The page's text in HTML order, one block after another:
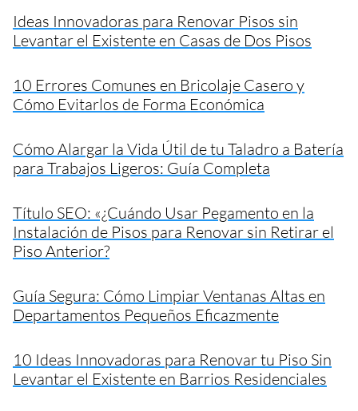
Ideas Innovadoras para Renovar Pisos sin
Levantar el Existente en Casas de Dos Pisos
10 Errores Comunes en Bricolaje Casero y
Cómo Evitarlos de Forma Económica
Cómo Alargar la Vida Útil de tu Taladro a Batería
para Trabajos Ligeros: Guía Completa
Título SEO: «¿Cuándo Usar Pegamento en la
Instalación de Pisos para Renovar sin Retirar el
Piso Anterior?
Guía Segura: Cómo Limpiar Ventanas Altas en
Departamentos Pequeños Eficazmente
10 Ideas Innovadoras para Renovar tu Piso Sin
Levantar el Existente en Barrios Residenciales